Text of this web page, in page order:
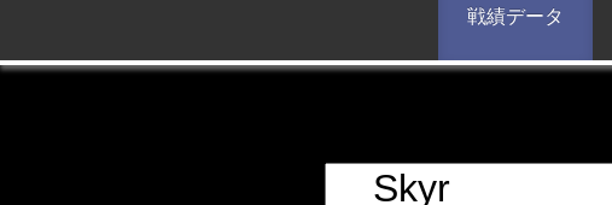
戦績データ